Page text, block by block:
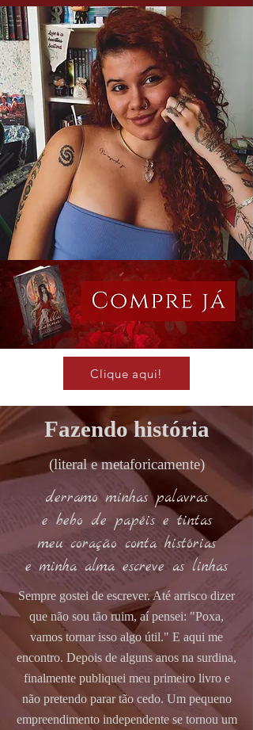
Clique aqui!
Fazendo história
(literal e metaforicamente)
derramo minhas palavras
e bebo de papéis e tintas
meu coração conta histórias
e minha alma escreve as linhas
Sempre gostei de escrever. Até arrisco dizer
que não sou tão ruim, aí pensei: "Poxa,
vamos tornar isso algo útil." E aqui me
encontro. Depois de alguns anos na surdina,
finalmente publiquei meu primeiro livro e
não pretendo parar tão cedo. Um pequeno
empreendimento independente se tornou um